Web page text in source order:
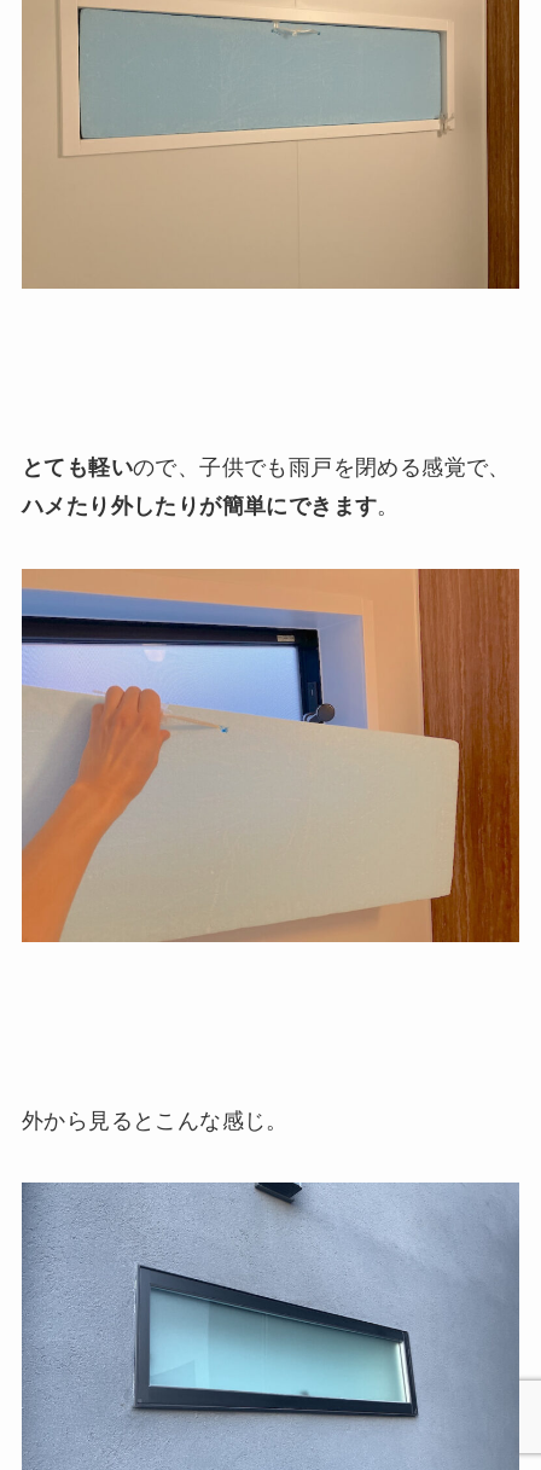
とても軽いので、子供でも雨戸を閉める感覚で、
ハメたり外したりが簡単にできます。
外から見るとこんな感じ。